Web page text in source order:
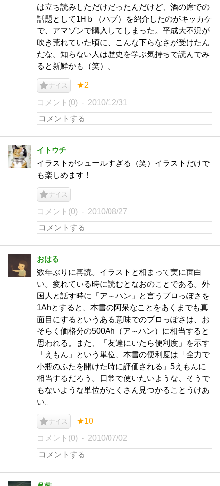
は立ち読みしただけだったんだけど、酒の席での
話題として1Hｂ（ハブ）を紹介したのがキッカケ
で、アマゾンで購入してしまった。平成大不況が
吹き荒れていた頃に、こんな下らなさが受けたん
だな。知らない人は歴史を学ぶ気持ちで読んでみ
ると新鮮かも（笑）。
ナイス ★2
コメント(0) 2010/12/31
イトウチ
イラストがシュールすぎる（笑）イラストだけで
も楽しめます！
ナイス
コメント(0) 2010/08/27
おはる
数年ぶりに再読。イラストと相まって実に面白
い。疲れている時に読むとなおのことである。外
国人と話す時に「ア～ハン」と言うプロっぽさを
1Ahとすると、本書の阿呆なことをあくまでも真
面目にするというある意味でのプロっぽさは、お
そらく価格分の500Ah（ア～ハン）に相当すると
思われる。また、「友達にいたら便利度」を示す
「えもん」という単位、本書の便利度は「全力で
小瓶のふたを開けた時に評価される」5えもんに
相当するだろう。日常で使いたいような、そうで
もないような単位がたくさん見つかることうけあ
い。
ナイス ★10
コメント(0) 2010/07/02